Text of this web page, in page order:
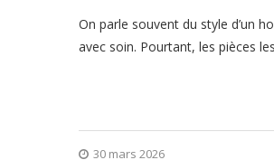
On parle souvent du style d’un
avec soin. Pourtant, les pièces
30 mars 2026